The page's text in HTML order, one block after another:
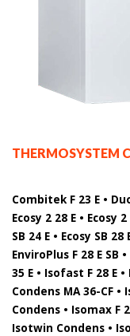
THERMOSYSTEM
Combitek F 23 E •
Ecosy 2 28 E • Ecosy
SB 24 E • Ecosy SB
EnviroPlus F 28 E
35 E • Isofast F 28 E
Condens MA 36-CF
Condens • Isomax F
Isotwin Condens •